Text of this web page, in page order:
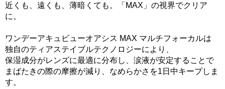
近くも、遠くも、薄暗くても。「MAX」の視界でクリア
に。
ワンデーアキュビューオアシス MAX マルチフォーカルは
独自のティアステイブルテクノロジーにより、
保湿成分がレンズに最適に分布し、涙液が安定することで
まばたきの際の摩擦が減り、なめらかさを1日中キープしま
す。